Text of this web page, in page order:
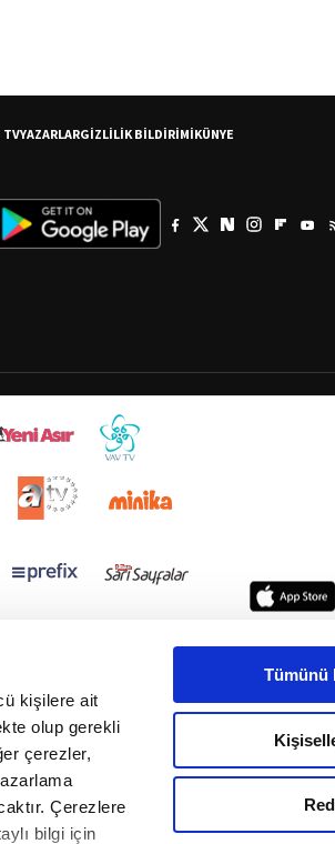
kişilere ait
olup gerekli
çerezler,
Çerezlere
bilgi için
Tümünü
TVYAZARLARGİZLİLİK BİLDİRİMİKÜNYE